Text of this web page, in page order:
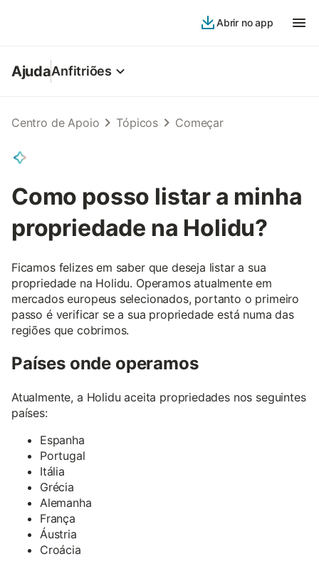
Abrir no app
AjudaAnfitriões
Centro de Apoio Tópicos Começar
Como posso listar a minha
propriedade na Holidu?
Ficamos felizes em saber que deseja listar a sua
propriedade na Holidu. Operamos atualmente em
mercados europeus selecionados, portanto o primeiro
passo é verificar se a sua propriedade está numa das
regiões que cobrimos.
Países onde operamos
Atualmente, a Holidu aceita propriedades nos seguintes
países:
Espanha
Portugal
Itália
Grécia
Alemanha
França
Áustria
Croácia